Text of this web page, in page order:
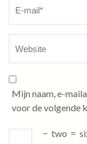
Mijn naam, e-
voor de volgende
− two =